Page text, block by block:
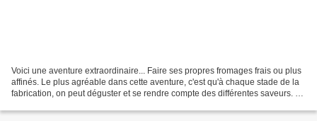
Voici une aventure extraordinaire... Faire ses propres fromages frais ou plus
affinés. Le plus agréable dans cette aventure, c'est qu'à chaque stade de la
fabrication, on peut déguster et se rendre compte des différentes saveurs. Le